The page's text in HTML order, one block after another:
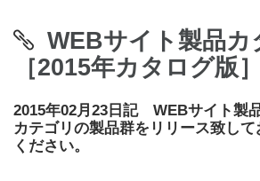
WEBサイト製品カ
［2015年カタログ版］
2015年02月23日記 WEBサイト製
カテゴリの製品群をリリース致し
ください。